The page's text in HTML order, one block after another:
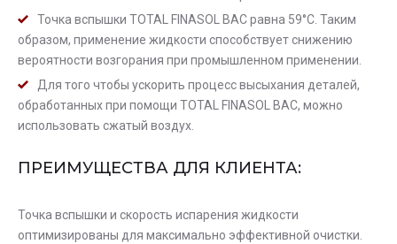
Точка вспышки TOTAL FINASOL BAC равна 59°C. Таким
образом, применение жидкости способствует снижению
вероятности возгорания при промышленном применении.
Для того чтобы ускорить процесс высыхания деталей,
обработанных при помощи TOTAL FINASOL BAC, можно
использовать сжатый воздух.
ПРЕИМУЩЕСТВА ДЛЯ КЛИЕНТА:
Точка вспышки и скорость испарения жидкости
оптимизированы для максимально эффективной очистки.